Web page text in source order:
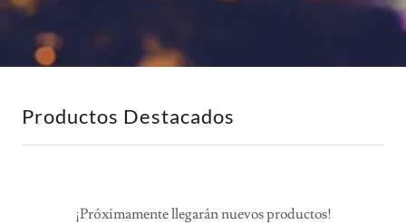
Productos Destacados
¡Próximamente llegarán nuevos productos!